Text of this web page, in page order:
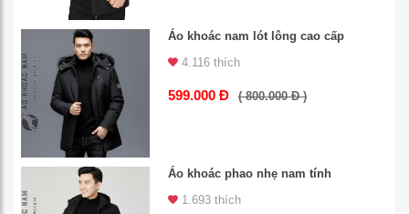
Áo khoác nam lót lông cao cấp
4.116 thích
599.000 Đ ( 800.000 Đ )
Áo khoác phao nhẹ nam tính
1.693 thích